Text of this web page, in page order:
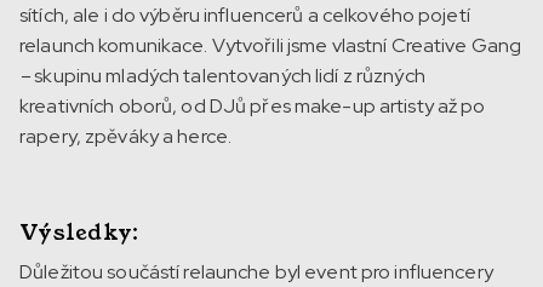
sítích, ale i do výběru influencerů a celkového pojetí
relaunch komunikace. Vytvořili jsme vlastní Creative Gang
–skupinu mladých talentovaných lidí z různých
kreativních oborů, od DJů přes make-up artisty až po
rapery, zpěváky a herce.
Výsledky:
Důležitou součástí relaunche byl event pro influencery